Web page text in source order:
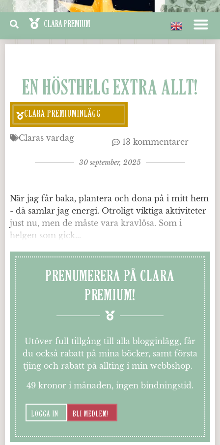
EN HÖSTHELG EXTRA ALLT!
CLARA PREMIUMINLÄGG
Claras vardag 13 kommentarer
30 september, 2025
När jag får baka, plantera och dona på i mitt hem
- då samlar jag energi. Otroligt viktiga aktiviteter
just nu, men de måste vara kravlösa. Som i
helgen som gick...
PRENUMERERA PÅ CLARA
PREMIUM!
Utöver full tillgång till alla blogginlägg, får
du också rabatt på mina böcker, samt första
tjing och rabatt på allting i min webbshop.
49 kronor i månaden, ingen bindningstid.
LOGGA IN BLI MEDLEM!